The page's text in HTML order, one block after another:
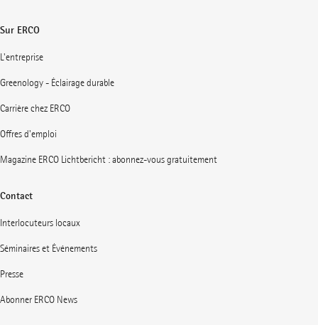
Sur ERCO
L'entreprise
Greenology - Éclairage durable
Carrière chez ERCO
Offres d'emploi
Magazine ERCO Lichtbericht : abonnez-vous gratuitement
Contact
Interlocuteurs locaux
Séminaires et Événements
Presse
Abonner ERCO News